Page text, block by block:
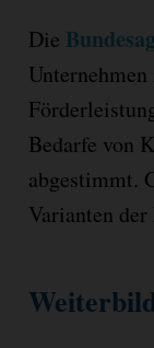
Die
Bedarfe von
abgestimmt.
Varianten